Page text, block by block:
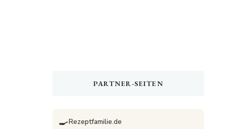
PARTNER-SEITEN
🍳Rezeptfamilie.de